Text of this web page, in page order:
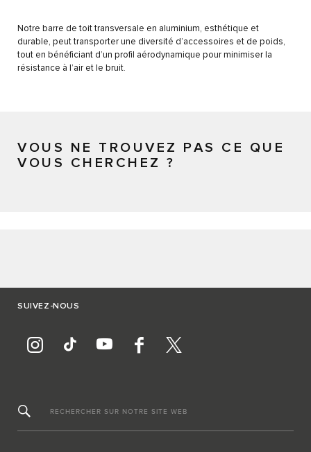
Notre barre de toit transversale en aluminium, esthétique et
durable, peut transporter une diversité d’accessoires et de poids,
tout en bénéficiant d’un profil aérodynamique pour minimiser la
résistance à l’air et le bruit.
VOUS NE TROUVEZ PAS CE QUE
VOUS CHERCHEZ ?
SUIVEZ-NOUS
RECHERCHER SUR NOTRE SITE WEB